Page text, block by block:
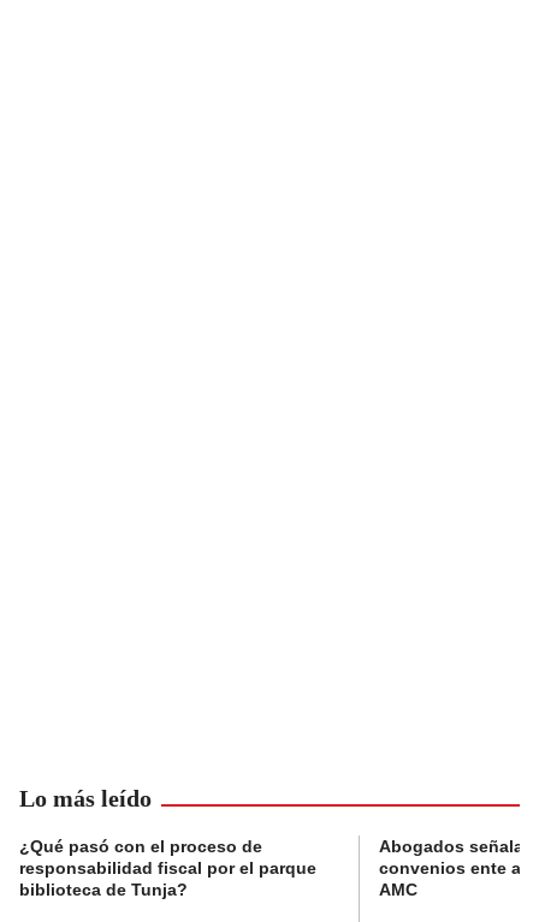
Lo más leído
¿Qué pasó con el proceso de
responsabilidad fiscal por el parque
biblioteca de Tunja?
Abogados
convenios ente
AMC